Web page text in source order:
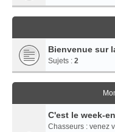
Bienvenue sur
Sujets : 2
C'est le week-
Chasseurs : venez